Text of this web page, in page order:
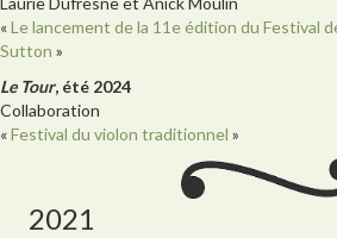
«Le lancement de la 11e édition du Festival
Sutton »
Le Tour, été 2024
Collaboration
«Festival du violon traditionnel »
2021